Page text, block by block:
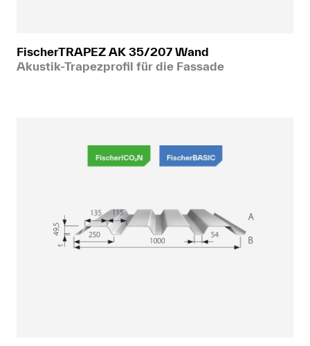
FischerTRAPEZ AK 35/207 Wand
Akustik-Trapezprofil für die Fassade